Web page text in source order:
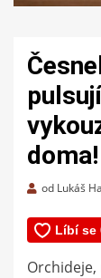
doma!
od Lukáš